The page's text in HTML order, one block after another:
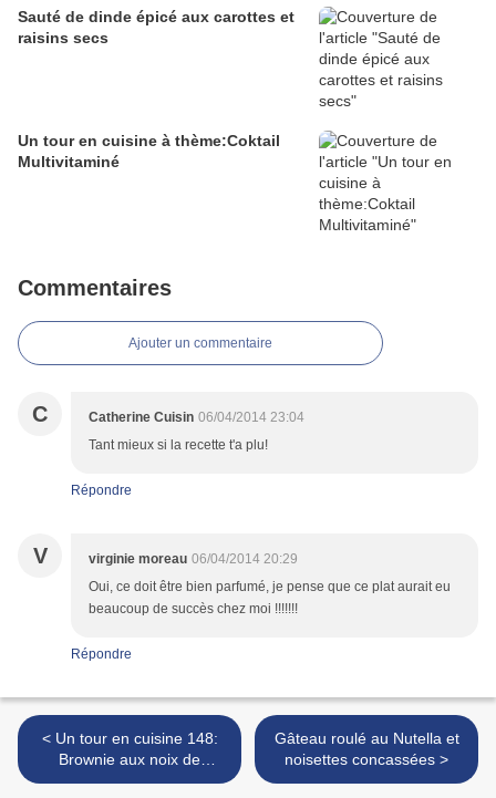
Sauté de dinde épicé aux carottes et
raisins secs
Un tour en cuisine à thème:Coktail
Multivitaminé
Commentaires
Ajouter un commentaire
C Catherine Cuisin 06/04/2014 23:04
Tant mieux si la recette t'a plu!
Répondre
V virginie moreau 06/04/2014 20:29
Oui, ce doit être bien parfumé, je pense que ce plat aurait eu
beaucoup de succès chez moi !!!!!!!
Répondre
< Un tour en cuisine 148:
Brownie aux noix de
macadamia
Gâteau roulé au Nutella et
noisettes concassées >